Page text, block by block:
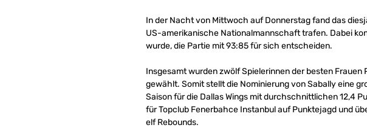
In der Nacht von Mittwoch auf Donnerstag fand das
US-amerikanische Nationalmannschaft trafen. Dabei
wurde, die Partie mit 93:85 für sich entscheiden.
Insgesamt wurden zwölf Spielerinnen der besten
gewählt. Somit stellt die Nominierung von Sabally eine
Saison für die Dallas Wings mit durchschnittlichen 12,4
für Topclub Fenerbahce Instanbul auf Punktejagd und
elf Rebounds.